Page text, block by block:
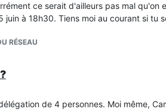
ce serait d'ailleurs pas mal qu'on
juin à 18h30. Tiens moi au courant si tu
RÉSEAU
de 4 personnes. Moi même,